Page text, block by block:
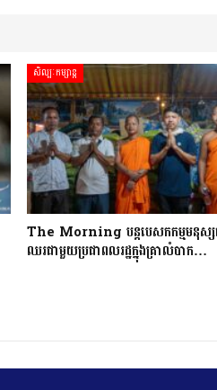
សិល្បៈកម្សាន្ត
The Morning បន្តបេសកកម្មមនុស្
ឈរជាមួយប្រជាពលរដ្ឋក្នុងគ្រាលំបាក…